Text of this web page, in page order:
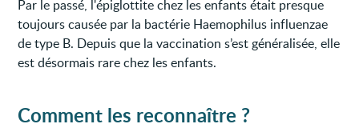
Par le passé, l'épiglottite chez les enfants était presque
toujours causée par la bactérie Haemophilus influenzae
de type B. Depuis que la vaccination s’est généralisée, elle
est désormais rare chez les enfants.
Comment les reconnaître ?